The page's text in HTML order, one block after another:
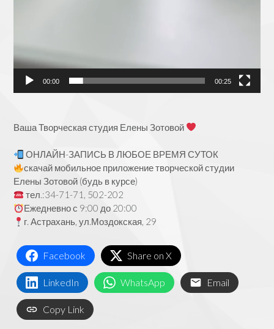
00:00 00:25
Ваша Творческая студия Елены Зотовой
ОНЛАЙН-ЗАПИСЬ В ЛЮБОЕ ВРЕМЯ СУТОК
скачай мобильное приложение творческой студии
Елены Зотовой (будь в курсе)
тел.:34-71-71, 502-202
Ежедневно с 9:00 до 20:00
г. Астрахань, ул.Моздокская, 29
Facebook Share on X
LinkedIn WhatsApp Email
Copy Link